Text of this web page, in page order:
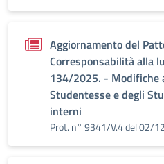
Aggiornamento del
Corresponsabilità alla
134/2025. - Modifiche
Studentesse e degli
interni
Prot. n° 9341/V.4 del 02/